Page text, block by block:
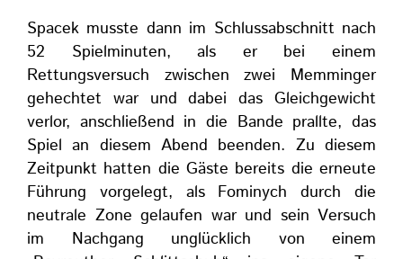
Spacek musste dann im Schlussabschnitt nach
52 Spielminuten, als er bei einem
Rettungsversuch zwischen zwei Memminger
gehechtet war und dabei das Gleichgewicht
verlor, anschließend in die Bande prallte, das
Spiel an diesem Abend beenden. Zu diesem
Zeitpunkt hatten die Gäste bereits die erneute
Führung vorgelegt, als Fominych durch die
neutrale Zone gelaufen war und sein Versuch
im Nachgang unglücklich von einem